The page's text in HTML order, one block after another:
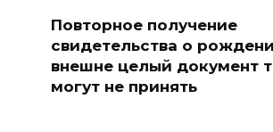
Повторное получение
свидетельства о
внешне целый документ
могут не принять